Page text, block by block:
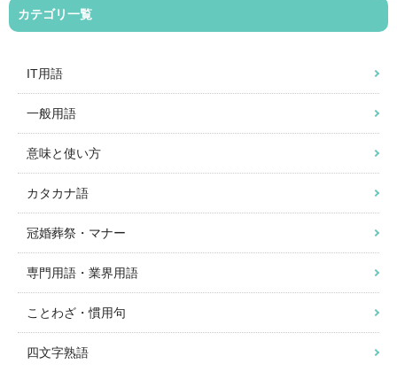
カテゴリ一覧
IT用語
一般用語
意味と使い方
カタカナ語
冠婚葬祭・マナー
専門用語・業界用語
ことわざ・慣用句
四文字熟語